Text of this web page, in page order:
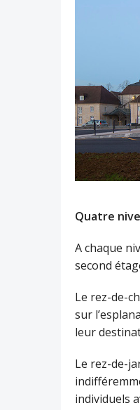
Quatre
A chaque
second
Le rez-de-
sur
leur
Le rez-de-
individuels